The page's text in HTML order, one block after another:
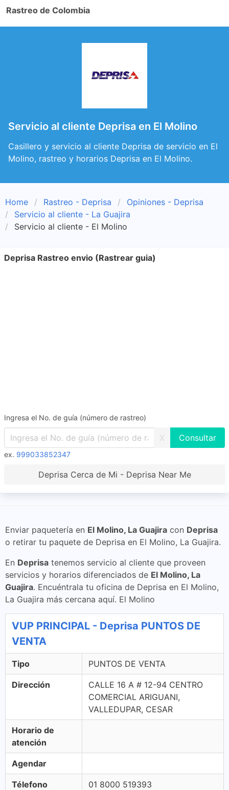
Rastreo de Colombia
Servicio al cliente Deprisa en El Molino
Casillero y servicio al cliente Deprisa de servicio en El
Molino, rastreo y horarios Deprisa en El Molino.
Home Rastreo - Deprisa
Opiniones - Deprisa
Servicio al cliente - La Guajira
Servicio al cliente - El Molino
Deprisa Rastreo envio (Rastrear guia)
Ingresa el No. de guía (número de rastreo)
X
ex. 999033852347
Deprisa Cerca de Mi - Deprisa Near Me
Enviar paquetería en El Molino, La Guajira con Deprisa
o retirar tu paquete de Deprisa en El Molino, La Guajira.
En Deprisa tenemos servicio al cliente que proveen
servicios y horarios diferenciados de El Molino, La
Guajira. Encuéntrala tu oficina de Deprisa en El Molino,
La Guajira más cercana aquí. El Molino
VUP PRINCIPAL - Deprisa PUNTOS DE
VENTA
Tipo PUNTOS DE VENTA
Dirección
CALLE 16 A # 12-94 CENTRO
COMERCIAL ARIGUANI,
VALLEDUPAR, CESAR
Horario de
atención
Agendar
Télefono 01 8000 519393